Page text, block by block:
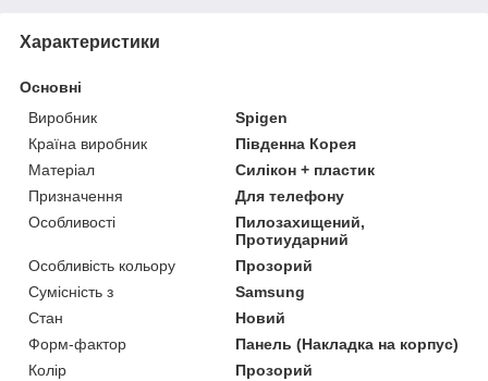
Характеристики
Основні
Виробник
Spigen
Країна виробник
Південна Корея
Матеріал
Силікон + пластик
Призначення
Для телефону
Особливості
Пилозахищений,
Протиударний
Особливість кольору
Прозорий
Сумісність з
Samsung
Стан
Новий
Форм-фактор
Панель (Накладка на корпус)
Колір
Прозорий